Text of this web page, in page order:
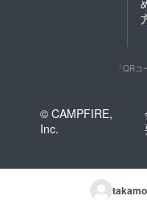
「QR
© CAMPFIRE,
Inc.